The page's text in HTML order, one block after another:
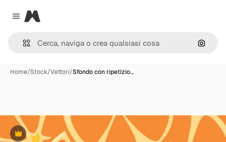
Close menu
Magnific
Cerca
Home/Stock/Vettori/Sfondo con ripetizio…
Premium